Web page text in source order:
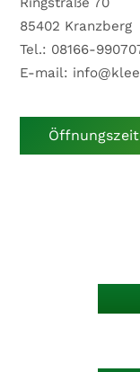
85402 Kranzberg
Tel.: 08166-
E-mail: